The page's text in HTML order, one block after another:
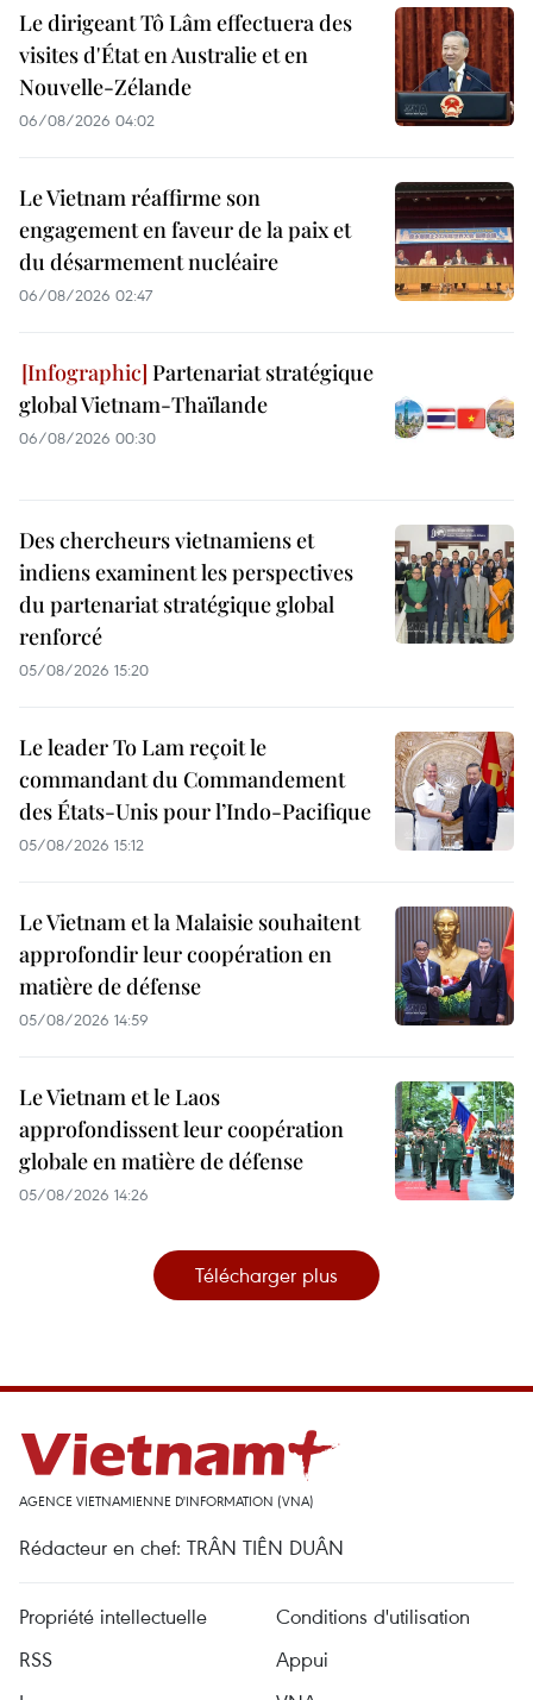
Le dirigeant Tô Lâm effectuera des
visites d'État en Australie et en
Nouvelle-Zélande
06/08/2026 04:02
Le Vietnam réaffirme son
engagement en faveur de la paix et
du désarmement nucléaire
06/08/2026 02:47
Partenariat stratégique
global Vietnam-Thaïlande
06/08/2026 00:30
Des chercheurs vietnamiens et
indiens examinent les perspectives
du partenariat stratégique global
renforcé
05/08/2026 15:20
Le leader To Lam reçoit le
commandant du Commandement
des États-Unis pour l’Indo-Pacifique
05/08/2026 15:12
Le Vietnam et la Malaisie souhaitent
approfondir leur coopération en
matière de défense
05/08/2026 14:59
Le Vietnam et le Laos
approfondissent leur coopération
globale en matière de défense
05/08/2026 14:26
Télécharger plus
AGENCE VIETNAMIENNE D'INFORMATION (VNA)
Rédacteur en chef: TRÂN TIÊN DUÂN
Propriété intellectuelle
Conditions d'utilisation
RSS
Appui